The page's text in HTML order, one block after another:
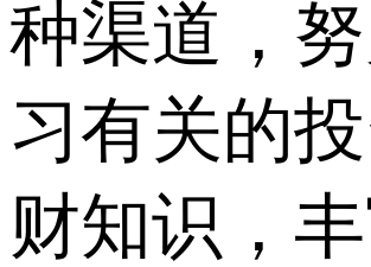
种渠道，
习有关的
财知识，